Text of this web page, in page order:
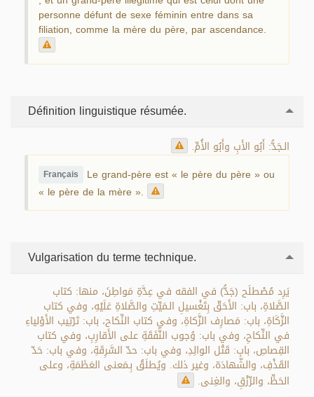
personne défunt de sexe féminin entre dans sa
filiation, comme la mère du père, par ascendance.
Définition linguistique résumée.
الـجَدُّ: أَبُو الأَبِ وأَبُو الأُمِّ.
Français
Le grand-père est « le père du père » ou
« le père de la mère ».
Vulgarisation du terme technique.
يَرِد مُصْطلَح (جَدُّ) في الفقه في عِدَّةِ مَواطِنَ، منها: كتاب
الصَّلاةِ، باب: الأَحَقّ بِتَغْسيلِ الـمَيِّتِ والصَّلاةِ عَلَيْهِ، وفي كتاب
الزَّكَاةِ، باب: مَصارِف الزَّكاةِ، وفي كتاب النِّكاح، باب: تَرْتِيب الأَوْلياءِ
في النِّكاحِ، وفي باب: وُجوب النَّفَقَةِ على الأَقارِبِ، وفي كتاب
القِصاصِ، باب: قَتْل الوالِدِ، وفي باب: حدّ السَّرِقَةِ، وفي باب: حَدّ
القَذْفِ، والشَّهادَة، وغير ذلك. ويُطلَقُ بِـمَعنى العَظَمَةِ، وعلى
الحَظِّ، والرِّزْقِ، والغِنى.